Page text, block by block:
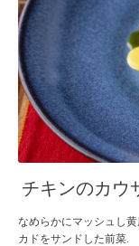
チキンのカウ
なめらかにマッシュし
カドをサンドした前菜.